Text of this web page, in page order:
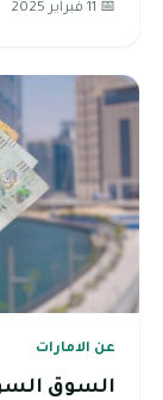
📅 11 فبراير 2025
عن الامارات
السوق